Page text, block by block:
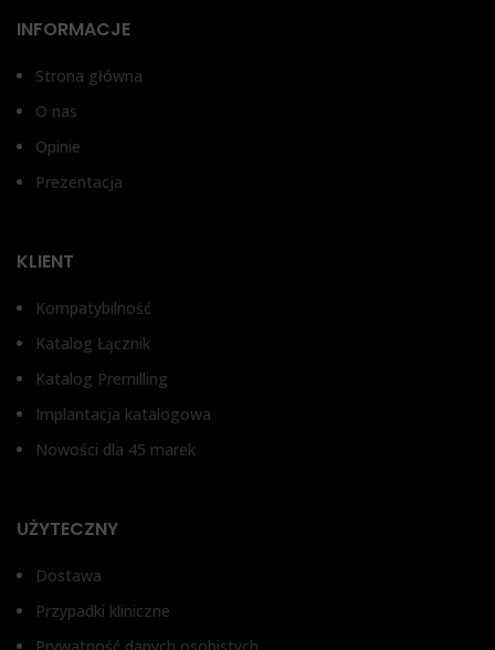
INFORMACJE
Strona główna
O nas
Opinie
Prezentacja
KLIENT
Kompatybilność
Katalog Łącznik
Katalog Premilling
Implantacja katalogowa
Nowości dla 45 marek
UŻYTECZNY
Dostawa
Przypadki kliniczne